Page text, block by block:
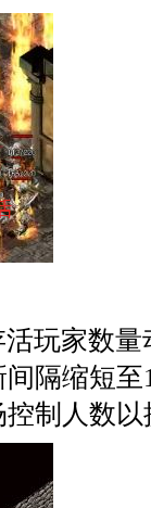
玩家数
隔缩短
制人数